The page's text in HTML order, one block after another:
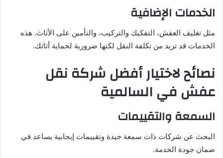
الخدمات الإضافية
مثل تغليف العفش، التفكيك والتركيب، والتأمين على الأثاث. هذه
الخدمات قد تزيد من تكلفة النقل لكنها ضرورية لحماية أثاثك.
نصائح لاختيار أفضل شركة نقل
عفش في السالمية
السمعة والتقييمات
البحث عن شركات ذات سمعة جيدة وتقييمات إيجابية يساعد في
ضمان جودة الخدمة.